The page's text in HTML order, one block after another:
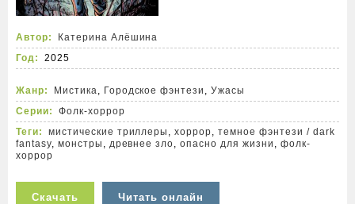
Автор:
Катерина Алёшина
Год:
2025
Жанр: Мистика, Городское фэнтези ,Ужасы
Серии:
Фолк-хоррор
Теги:
мистические триллеры ,хоррор,темное фэнтези / dark
fantasy, монстры , древнее зло,опасно для жизни , фолк-
хоррор
Скачать Читать онлайн